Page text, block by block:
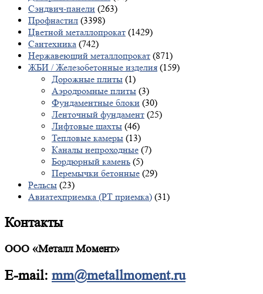
Сэндвич-панели (263)
Профнастил (3398)
Цветной металлопрокат (1429)
Сантехника (742)
Нержавеющий металлопрокат (871)
ЖБИ / Железобетонные изделия (159)
Дорожные плиты (1)
Аэродромные плиты (3)
Фундаментные блоки (30)
Ленточный фундамент (25)
Лифтовые шахты (46)
Тепловые камеры (13)
Каналы непроходные (7)
Бордюрный камень (5)
Перемычки бетонные (29)
Рельсы (23)
Авиатехприемка (РТ приемка) (31)
Контакты
ООО «Металл Момент»
E-mail: mm@metallmoment.ru